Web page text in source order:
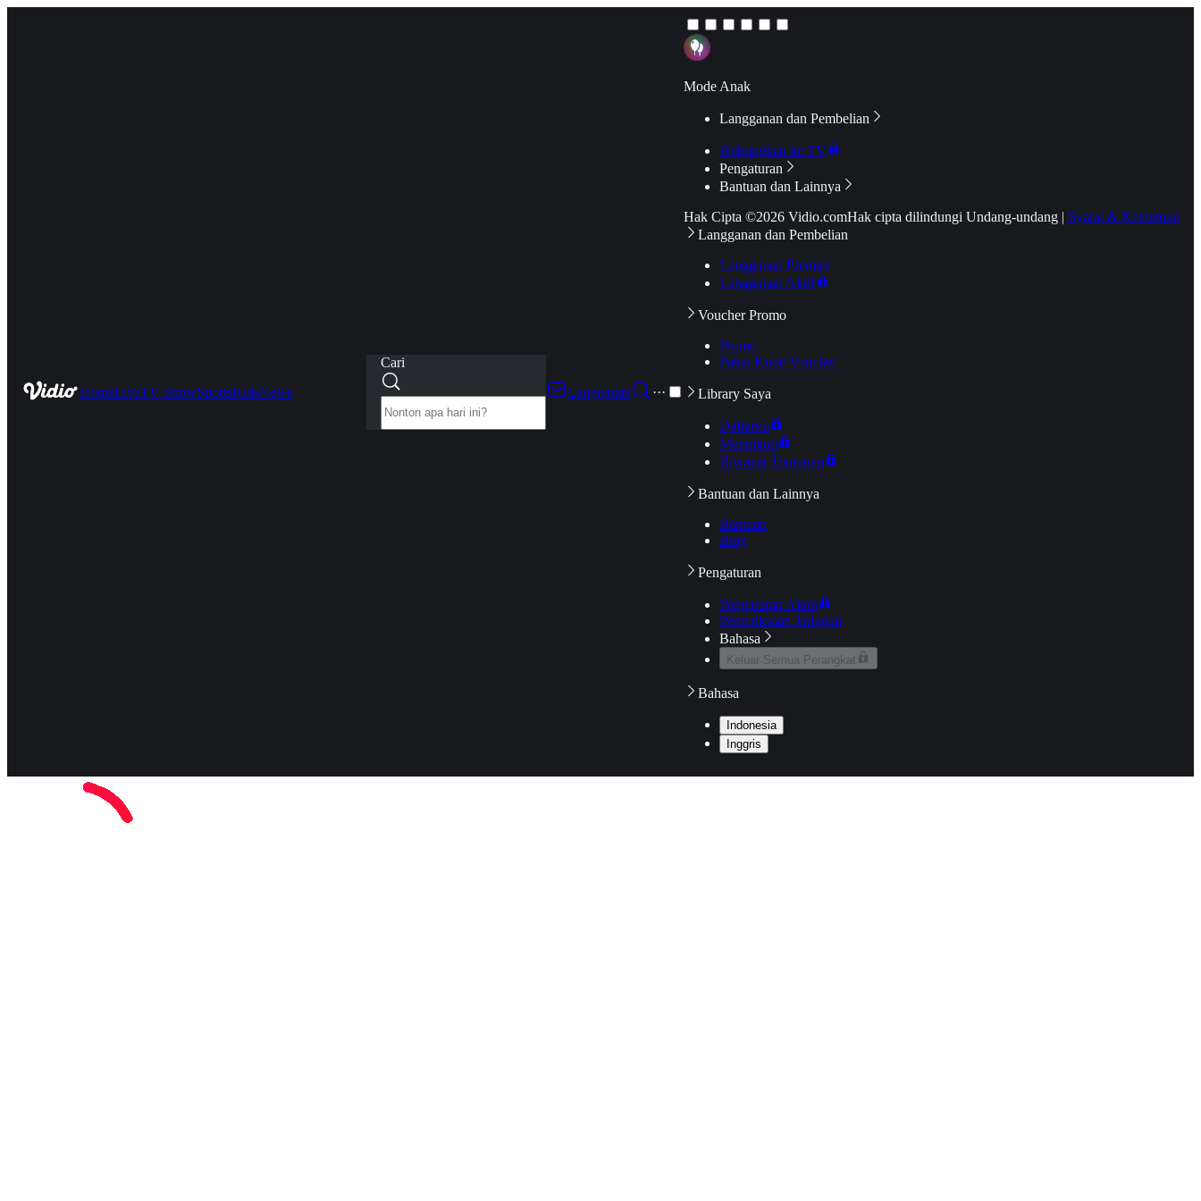
HomeLiveTV ShowSportsKidsNews
Cari
Langganan
···
Mode Anak
Langganan dan Pembelian
Hubungkan ke TV
Pengaturan
Bantuan dan Lainnya
Hak Cipta ©2026 Vidio.comHak cipta dilindungi Undang-undang | Syarat & Ketentuan
Langganan dan Pembelian
Langganan Premier
Langganan Aktif
Voucher Promo
Promo
Pakai Kode Voucher
Library Saya
Daftarku
Mengikuti
Riwayat Tontonan
Bantuan dan Lainnya
Bantuan
Blog
Pengaturan
Pengaturan Akun
Pemeriksaan Jaringan
Bahasa
Keluar Semua Perangkat
Bahasa
Indonesia
Inggris